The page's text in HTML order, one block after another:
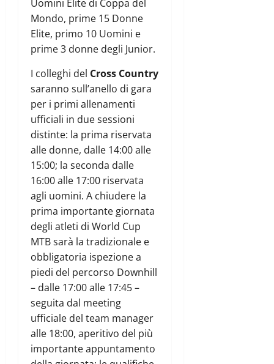
Uomini Elite di Coppa del
Mondo, prime 15 Donne
Elite, primo 10 Uomini e
prime 3 donne degli Junior.
I colleghi del Cross Country
saranno sull’anello di gara
per i primi allenamenti
ufficiali in due sessioni
distinte: la prima riservata
alle donne, dalle 14:00 alle
15:00; la seconda dalle
16:00 alle 17:00 riservata
agli uomini. A chiudere la
prima importante giornata
degli atleti di World Cup
MTB sarà la tradizionale e
obbligatoria ispezione a
piedi del percorso Downhill
– dalle 17:00 alle 17:45 –
seguita dal meeting
ufficiale del team manager
alle 18:00, aperitivo del più
importante appuntamento